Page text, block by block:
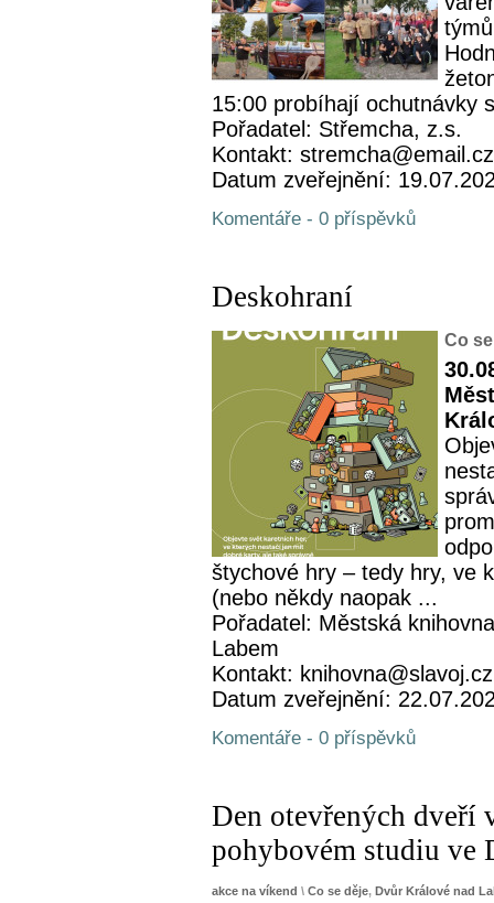
15:00 probíhají ochutnávky
Pořadatel: Střemcha, z.s.
Kontakt: stremcha@email.cz
Datum zveřejnění:
Komentáře - 0 příspěvků
Deskohraní
Co
štychové hry – tedy hry, ve
(nebo někdy naopak ...
Pořadatel: Městská
Labem
Kontakt: knihovna@slavoj.cz
Datum zveřejnění:
Komentáře - 0 příspěvků
Den otevřených dveří
pohybovém studiu ve
akce na víkend \ Co se děje, Dvůr Králové nad